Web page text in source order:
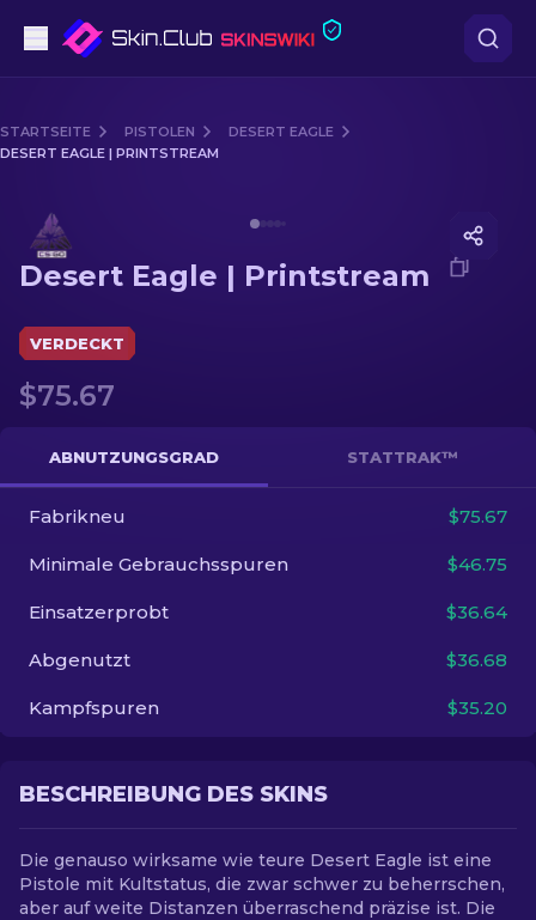
Mittelklasse
Scharfschützengewehr
Messer
Handschuh
Kisten
Andere
STARTSEITE PISTOLEN
DESERT EAGLE
DESERT EAGLE | PRINTSTREAM
Desert Eagle | Printstream
VERDECKT
$75.67
ABNUTZUNGSGRAD STATTRAK™
Fabrikneu $75.67
Minimale Gebrauchsspuren $46.75
Einsatzerprobt $36.64
Abgenutzt $36.68
Kampfspuren $35.20
BESCHREIBUNG DES SKINS
Die genauso wirksame wie teure Desert Eagle ist eine
Pistole mit Kultstatus, die zwar schwer zu beherrschen,
aber auf weite Distanzen überraschend präzise ist. Die